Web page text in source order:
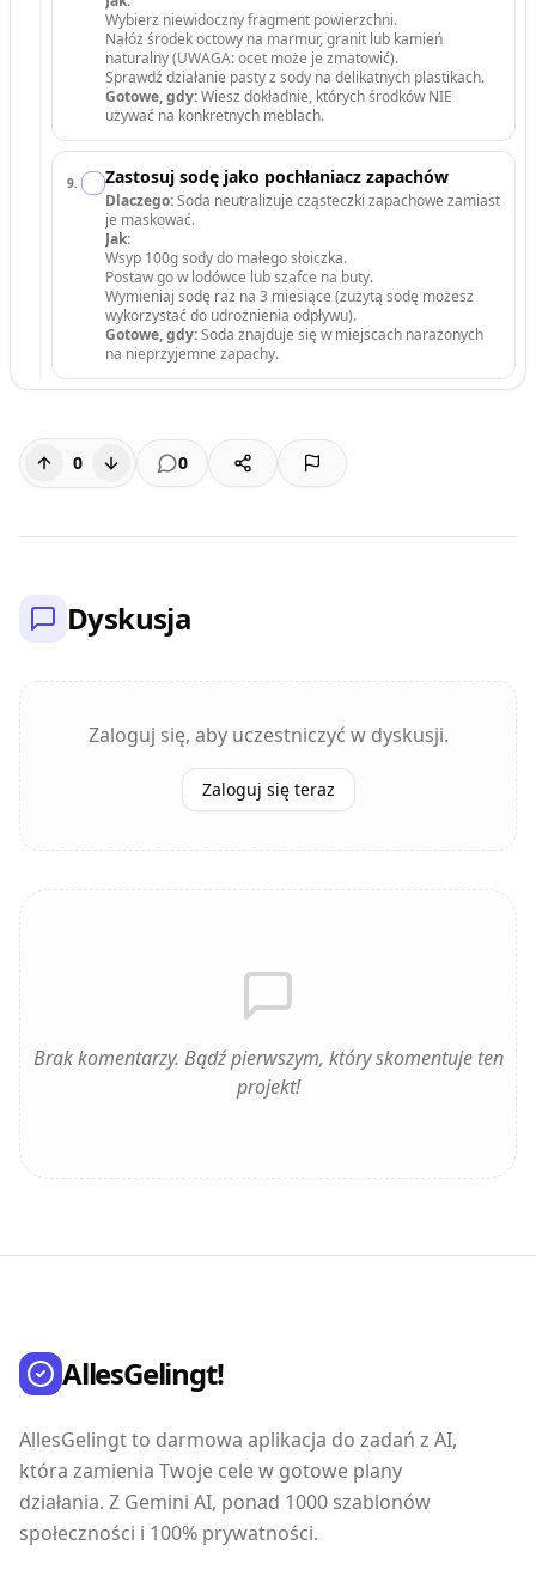
Wybierz niewidoczny fragment powierzchni.
Nałóż środek octowy na marmur, granit lub kamień
naturalny (UWAGA: ocet może je zmatowić).
Sprawdź działanie pasty z sody na delikatnych plastikach.
Gotowe, gdy:Wiesz dokładnie, których środków NIE
używać na konkretnych meblach.
9. Zastosuj sodę jako pochłaniacz zapachów
Dlaczego:Soda neutralizuje cząsteczki zapachowe zamiast
je maskować.
Jak:
Wsyp 100g sody do małego słoiczka.
Postaw go w lodówce lub szafce na buty.
Wymieniaj sodę raz na 3 miesiące (zużytą sodę możesz
wykorzystać do udrożnienia odpływu).
Gotowe, gdy:Soda znajduje się w miejscach narażonych
na nieprzyjemne zapachy.
0 0
Dyskusja
Zaloguj się, aby uczestniczyć w dyskusji.
Zaloguj się teraz
Brak komentarzy. Bądź pierwszym, który skomentuje ten
projekt!
AllesGelingt!
AllesGelingt to darmowa aplikacja do zadań z AI,
która zamienia Twoje cele w gotowe plany
działania. Z Gemini AI, ponad 1000 szablonów
społeczności i 100% prywatności.